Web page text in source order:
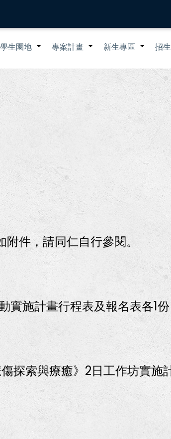
+
學生園地 +
專案計畫 +
新生專區 招
件，請同仁自行參閱。
施計畫行程表及報名表各1份
探索與療癒》2日工作坊實施